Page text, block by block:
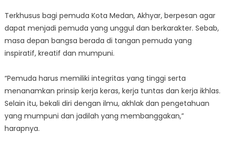
Terkhusus bagi pemuda Kota Medan, Akhyar, berpesan agar
dapat menjadi pemuda yang unggul dan berkarakter. Sebab,
masa depan bangsa berada di tangan pemuda yang
inspiratif, kreatif dan mumpuni.
“Pemuda harus memiliki integritas yang tinggi serta
menanamkan prinsip kerja keras, kerja tuntas dan kerja ikhlas.
Selain itu, bekali diri dengan ilmu, akhlak dan pengetahuan
yang mumpuni dan jadilah yang membanggakan,”
harapnya.